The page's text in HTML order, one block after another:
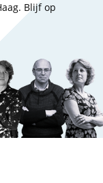
Blijf op